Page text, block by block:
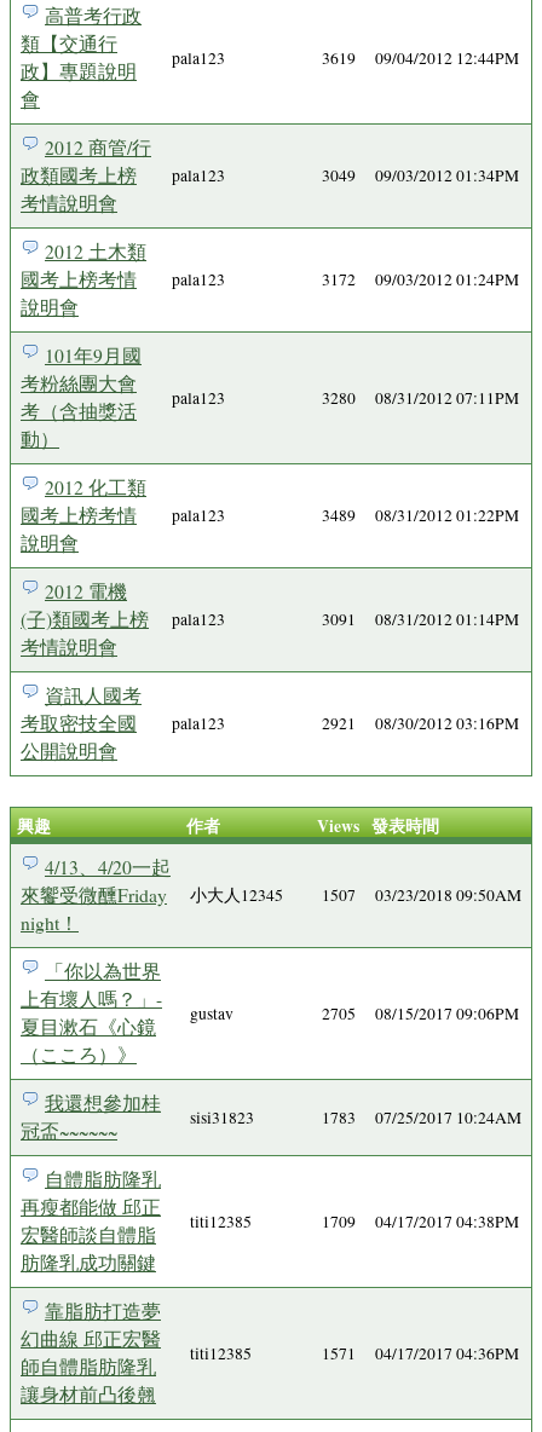
高普考行政
類【交通行
政】專題說明
會
pala123 3619 09/04/2012 12:44PM
2012 商管/行
政類國考上榜
考情說明會
pala123 3049 09/03/2012 01:34PM
2012 土木類
國考上榜考情
說明會
pala123 3172 09/03/2012 01:24PM
101年9月國
考粉絲團大會
考（含抽獎活
動）
pala123 3280 08/31/2012 07:11PM
2012 化工類
國考上榜考情
說明會
pala123 3489 08/31/2012 01:22PM
2012 電機
(子)類國考上榜
考情說明會
pala123 3091 08/31/2012 01:14PM
資訊人國考
考取密技全國
公開說明會
pala123 2921 08/30/2012 03:16PM
興趣 作者 Views 發表時間
4/13、4/20一起
來饗受微醺Friday
night！
小大人12345 1507 03/23/2018 09:50AM
「你以為世界
上有壞人嗎？」-
夏目漱石《心鏡
（こころ）》
gustav 2705 08/15/2017 09:06PM
我還想參加桂
冠盃~~~~~~
sisi31823 1783 07/25/2017 10:24AM
自體脂肪隆乳
再瘦都能做 邱正
宏醫師談自體脂
肪隆乳成功關鍵
titi12385 1709 04/17/2017 04:38PM
靠脂肪打造夢
幻曲線 邱正宏醫
師自體脂肪隆乳
讓身材前凸後翹
titi12385 1571 04/17/2017 04:36PM